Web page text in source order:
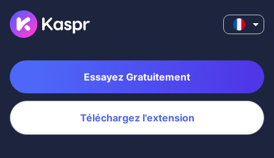
Essayez Gratuitement
Téléchargez l'extension